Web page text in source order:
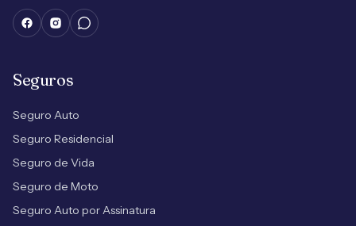
Seguros
Seguro Auto
Seguro Residencial
Seguro de Vida
Seguro de Moto
Seguro Auto por Assinatura